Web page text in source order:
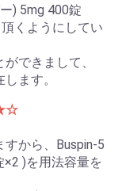
へ進む
) 5mg 400錠
くようにしてい
できまして、
ます。
から、Buspin-5
)を用法容量を